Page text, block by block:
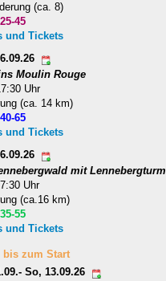
(ca. 8)
25-45
und Tickets
Moulin Rouge
Uhr
(ca. 14 km)
40-65
und Tickets
mit Lennebergturm
Uhr
(ca.16 km)
35-55
und Tickets
bis zum Start
So, 13.09.26